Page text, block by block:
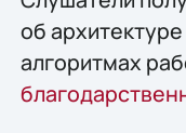
об
алгоритмах